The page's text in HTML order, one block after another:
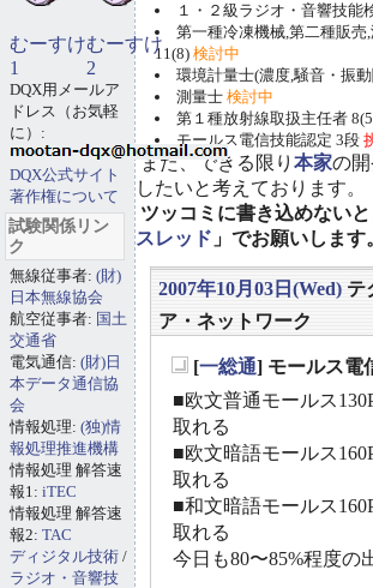
１・２級ラジオ・音響技能
第一種冷凍機械,第二種販売
11(8) 検討中
環境計量士(濃度,騒音・振
測量士 検討中
第１種放射線取扱主任者
モールス電信技能認定 3段
また、できる限り 本家の
したいと考えております。
ツッコミに書き込めないと
スレッド 」でお願いします
2007年10月03日(Wed) テ
ア・ネットワーク
[一総通] モールス電
■欧文普通モールス
取れる
■欧文暗語モールス
取れる
■和文暗語モールス
取れる
今日も80〜85%程度の
むーすけ
1
むーすけ
2
DQX用メールア
ドレス（お気軽
に）:
DQX公式サイト
著作権について
試験関係リン
ク
無線従事者: (財)
日本無線協会
航空従事者: 国土
交通省
電気通信: (財)日
本データ通信協
会
情報処理: (独)情
報処理推進機構
情報処理 解答速
報1: iTEC
情報処理 解答速
報2: TAC
ディジタル技術 /
ラジオ・音響技